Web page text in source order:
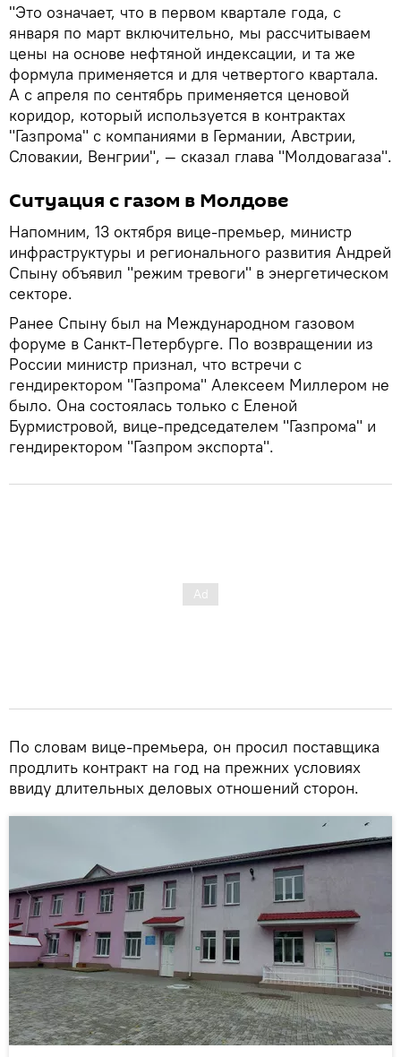
"Это означает, что в первом квартале года, с
января по март включительно, мы рассчитываем
цены на основе нефтяной индексации, и та же
формула применяется и для четвертого квартала.
А с апреля по сентябрь применяется ценовой
коридор, который используется в контрактах
"Газпрома" с компаниями в Германии, Австрии,
Словакии, Венгрии", — сказал глава "Молдовагаза".
Ситуация с газом в Молдове
Напомним, 13 октября вице-премьер, министр
инфраструктуры и регионального развития Андрей
Спыну объявил "режим тревоги" в энергетическом
секторе.
Ранее Спыну был на Международном газовом
форуме в Санкт-Петербурге. По возвращении из
России министр признал, что встречи с
гендиректором "Газпрома" Алексеем Миллером не
было. Она состоялась только с Еленой
Бурмистровой, вице-председателем "Газпрома" и
гендиректором "Газпром экспорта".
По словам вице-премьера, он просил поставщика
продлить контракт на год на прежних условиях
ввиду длительных деловых отношений сторон.